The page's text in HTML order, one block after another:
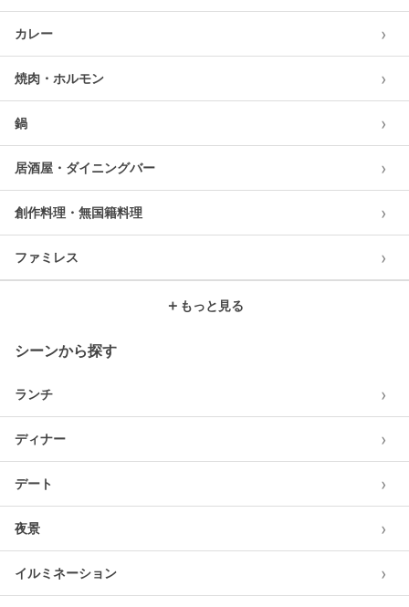
カレー ›
焼肉・ホルモン ›
鍋 ›
居酒屋・ダイニングバー ›
創作料理・無国籍料理 ›
ファミレス ›
＋ もっと見る
シーンから探す
ランチ ›
ディナー ›
デート ›
夜景 ›
イルミネーション ›